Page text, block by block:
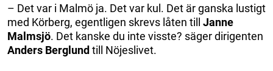
– Det var i Malmö ja. Det var kul. Det är ganska lustigt
med Körberg, egentligen skrevs låten till Janne
Malmsjö. Det kanske du inte visste? säger dirigenten
Anders Berglund till Nöjeslivet.